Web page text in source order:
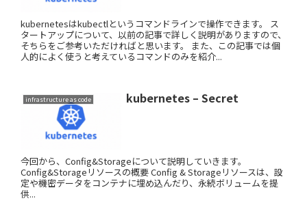
kubernetesはkubectlというコマンドラインで操作できます。 ス
タートアップについて、以前の記事で詳しく説明がありますので、
そちらをご参考いただければと思います。 また、この記事では個
人的によく使うと考えているコマンドのみを紹介...
infrastructure as code kubernetes – Secret
今回から、Config&Storageについて説明していきます。
Config&Storageリソースの概要 Config & Storageリソースは、設
定や機密データをコンテナに埋め込んだり、永続ボリュームを提
供...